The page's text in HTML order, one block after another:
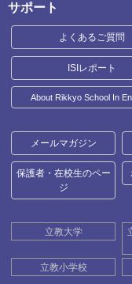
サポート
よくあるご質問
ISIレポート
About Rikkyo School In
メールマガジン
保護者・在校生のペー
ジ
立教大学
立教小学校